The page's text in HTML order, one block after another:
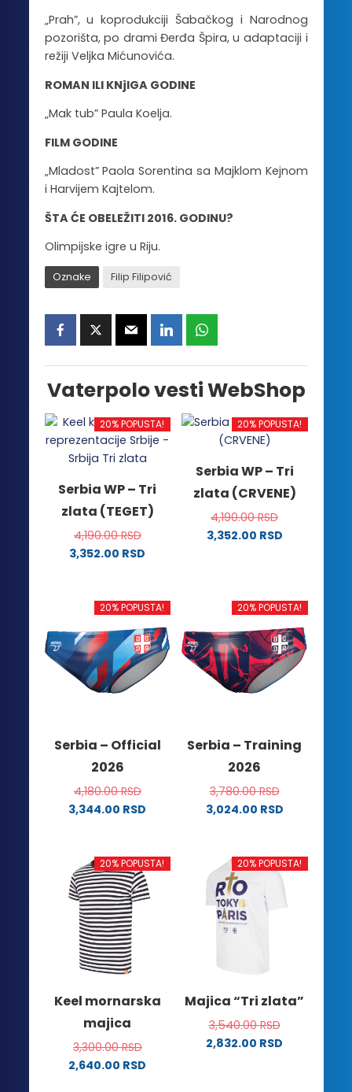
„Prah”, u koprodukciji Šabačkog i Narodnog
pozorišta, po drami Đerđa Špira, u adaptaciji i
režiji Veljka Mićunovića.
ROMAN ILI KNjIGA GODINE
„Mak tub” Paula Koelja.
FILM GODINE
„Mladost” Paola Sorentina sa Majklom Kejnom
i Harvijem Kajtelom.
ŠTA ĆE OBELEŽITI 2016. GODINU?
Olimpijske igre u Riju.
Oznake Filip Filipović
Vaterpolo vesti WebShop
20% POPUSTA!
Serbia WP – Tri
zlata (TEGET)
4,190.00RSD
3,352.00 RSD
ima
varijanti.
Opcije
mogu
biti
stranici
proizvoda.
20% POPUSTA!
Serbia WP – Tri
zlata (CRVENE)
4,190.00RSD
3,352.00 RSD
više
varijanti.
Opcije
mogu
biti
izabrane
proizvoda.
20% POPUSTA!
Serbia – Official
2026
4,180.00RSD
3,344.00 RSD
ima
više
varijanti.
Opcije
mogu
biti
izabrane
stranici
proizvoda.
20% POPUSTA!
Serbia – Training
2026
3,780.00RSD
3,024.00 RSD
ima
više
varijanti.
Opcije
izabrane
stranici
proizvoda.
20% POPUSTA!
Keel mornarska
majica
3,300.00RSD
2,640.00 RSD
20% POPUSTA!
Majica “Tri zlata”
3,540.00RSD
2,832.00 RSD